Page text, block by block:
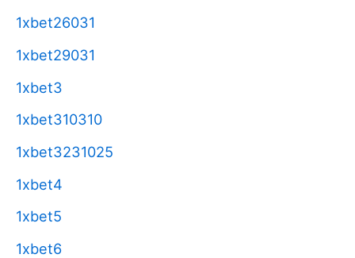
1xbet26031
1xbet29031
1xbet3
1xbet310310
1xbet3231025
1xbet4
1xbet5
1xbet6